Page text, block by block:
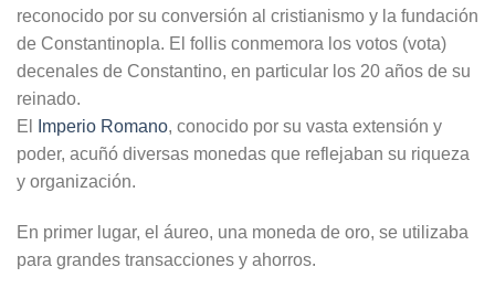
reconocido por su conversión al cristianismo y la fundación
de Constantinopla. El follis conmemora los votos (vota)
decenales de Constantino, en particular los 20 años de su
reinado.
El
Imperio Romano, conocido por su vasta extensión y
poder, acuñó diversas monedas que reflejaban su riqueza
y organización.
En primer lugar, el áureo, una moneda de oro, se utilizaba
para grandes transacciones y ahorros.